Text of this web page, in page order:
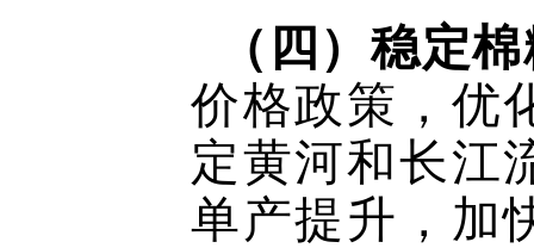
（四）稳定
价格政策，优
定黄河和长江
单产提升，加